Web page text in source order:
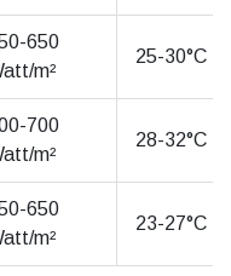
650
m²
25-30°C
700
m²
28-32°C
650
m²
23-27°C